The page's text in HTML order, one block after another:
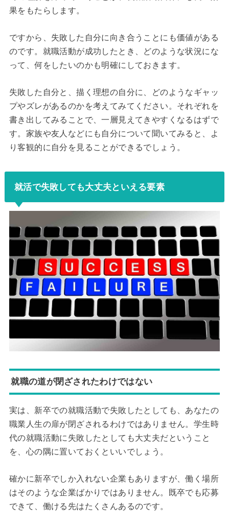
果をもたらします。
ですから、失敗した自分に向き合うことにも価値がある
のです。就職活動が成功したとき、どのような状況にな
って、何をしたいのかも明確にしておきます。
失敗した自分と、描く理想の自分に、どのようなギャッ
プやズレがあるのかを考えてみてください。それぞれを
書き出してみることで、一層見えてきやすくなるはずで
す。家族や友人などにも自分について聞いてみると、よ
り客観的に自分を見ることができるでしょう。
就活で失敗しても大丈夫といえる要素
就職の道が閉ざされたわけではない
実は、新卒での就職活動で失敗したとしても、あなたの
職業人生の扉が閉ざされるわけではありません。学生時
代の就職活動に失敗したとしても大丈夫だということ
を、心の隅に置いておくといいでしょう。
確かに新卒でしか入れない企業もありますが、働く場所
はそのような企業ばかりではありません。既卒でも応募
できて、働ける先はたくさんあるのです。